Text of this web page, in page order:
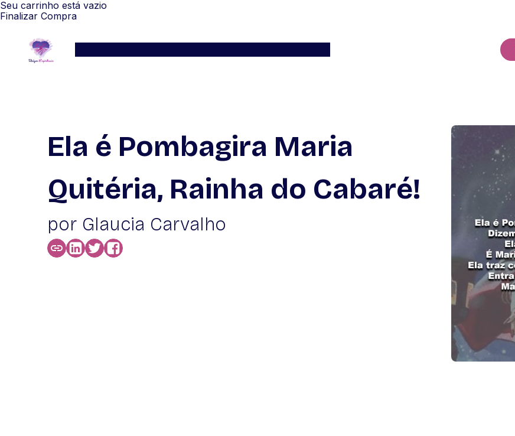
Seu carrinho está vazio
Finalizar Compra
Ela é Pombagira Maria
Quitéria, Rainha do Cabaré!
por Glaucia Carvalho